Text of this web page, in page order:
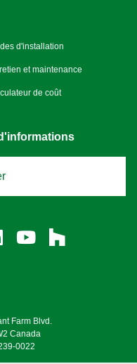
d'installation
et maintenance
de coût
Farm Blvd.
Canada
0022